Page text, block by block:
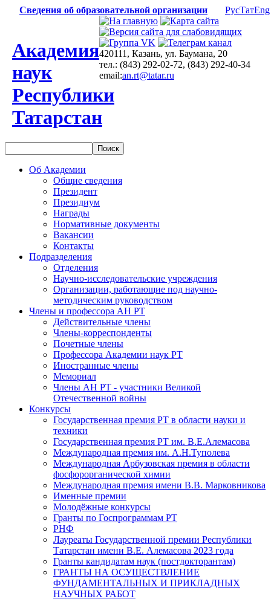
Сведения об образовательной организации РусТатEng
Академия
наук
Республики
Татарстан
420111, Казань, ул. Баумана, 20
тел.: (843) 292-02-72, (843) 292-40-34
email:an.rt@tatar.ru
Об Академии
Общие сведения
Президент
Президиум
Награды
Нормативные документы
Вакансии
Контакты
Подразделения
Отделения
Научно-исследовательские учреждения
Организации, работающие под научно-
методическим руководством
Члены и профессора АН РТ
Действительные члены
Члены-корреспонденты
Почетные члены
Профессора Академии наук РТ
Иностранные члены
Мемориал
Члены АН РТ - участники Великой
Отечественной войны
Конкурсы
Государственная премия РТ в области науки и
техники
Государственная премия РТ им. В.Е.Алемасова
Международная премия им. А.Н.Туполева
Международная Арбузовская премия в области
фосфорорганической химии
Международная премия имени В.В. Марковникова
Именные премии
Молодёжные конкурсы
Гранты по Госпрограммам РТ
РНФ
Лауреаты Государственной премии Республики
Татарстан имени В.Е. Алемасова 2023 года
Гранты кандидатам наук (постдокторантам)
ГРАНТЫ НА ОСУЩЕСТВЛЕНИЕ
ФУНДАМЕНТАЛЬНЫХ И ПРИКЛАДНЫХ
НАУЧНЫХ РАБОТ